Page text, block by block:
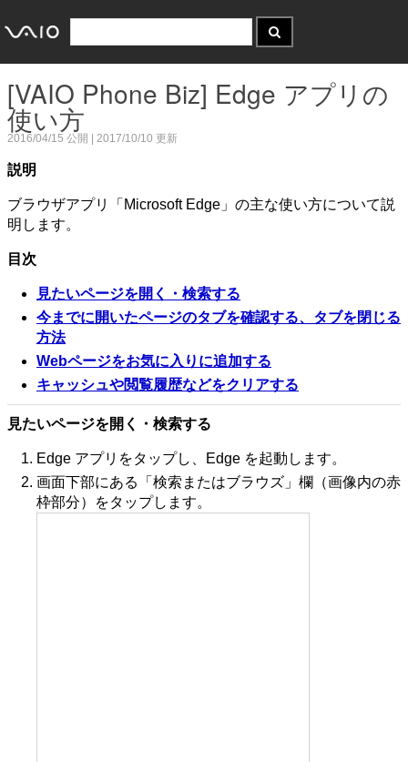
[VAIO Phone Biz] Edge アプリの
使い方
2016/04/15 公開 | 2017/10/10 更新
説明
ブラウザアプリ「Microsoft Edge」の主な使い方について説
明します。
目次
見たいページを開く・検索する
今までに開いたページのタブを確認する、タブを閉じる
方法
Webページをお気に入りに追加する
キャッシュや閲覧履歴などをクリアする
見たいページを開く・検索する
Edge アプリをタップし、Edge を起動します。
画面下部にある「検索またはブラウズ」欄（画像内の赤
枠部分）をタップします。